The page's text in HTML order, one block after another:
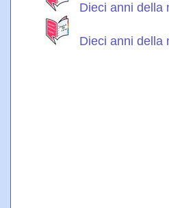
Dieci anni della
Dieci anni della